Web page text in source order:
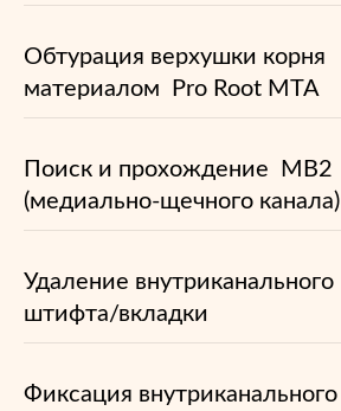
Обтурация верхушки корня
материалом Pro Root MTA
Поиск и прохождение MB2
(медиально-щечного канала)
Удаление внутриканального
штифта/вкладки
Фиксация внутриканального